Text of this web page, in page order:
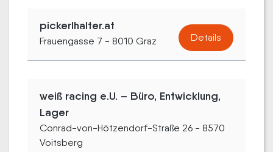
pickerlhalter.at
Frauengasse 7 - 8010 Graz Details
weiß racing e.U. – Büro, Entwicklung,
Lager
Conrad-von-Hötzendorf-Straße 26 - 8570
Voitsberg